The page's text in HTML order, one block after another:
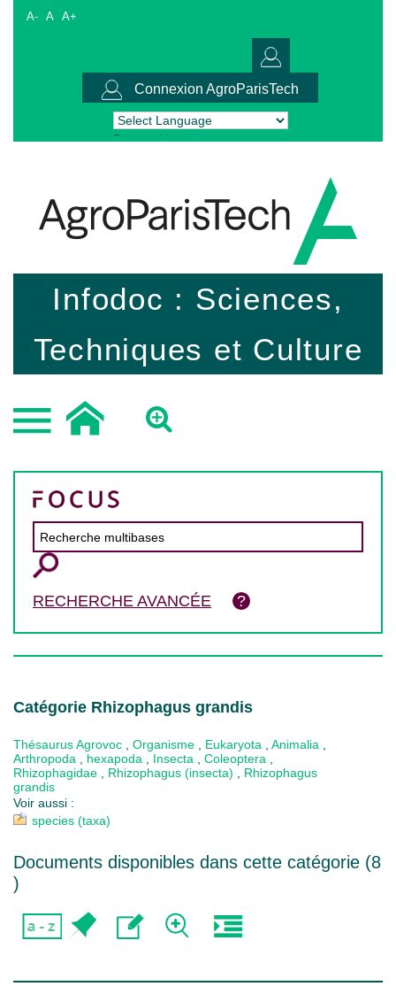
A- A A+
Connexion AgroParisTech
Powered by Translate
Infodoc : Sciences,
Techniques et Culture
RECHERCHE AVANCÉE
Catégorie Rhizophagus grandis
Thésaurus Agrovoc Organisme Eukaryota Animalia
Arthropoda
hexapoda Insecta Coleoptera
Rhizophagidae
Rhizophagus (insecta)
Rhizophagus
grandis
Voir aussi :
species (taxa)
Documents disponibles dans cette catégorie (8
)